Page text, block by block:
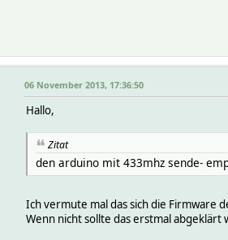
06 November 2013, 17:36:50
Hallo,
Zitat
den arduino mit 433mhz sende-
Ich vermute mal das sich die Firmware
Wenn nicht sollte das erstmal abgeklärt